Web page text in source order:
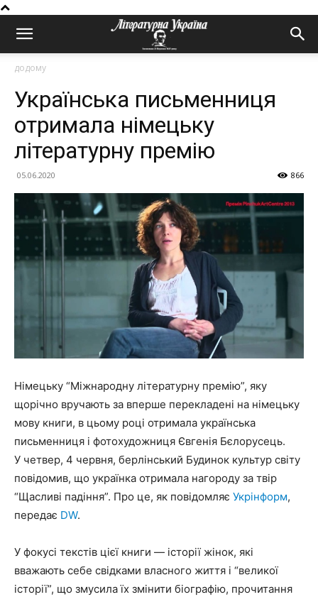
додому
Українська письменниця
отримала німецьку
літературну премію
05.06.2020 866
Німецьку “Міжнародну літературну премію”, яку
щорічно вручають за вперше перекладені на німецьку
мову книги, в цьому році отримала українська
письменниця і фотохудожниця Євгенія Бєлорусець.
У четвер, 4 червня, берлінський Будинок культур світу
повідомив, що українка отримала нагороду за твір
“Щасливі падіння”. Про це, як повідомляє Укрінформ,
передає DW.
У фокусі текстів цієї книги — історії жінок, які
вважають себе свідками власного життя і “великої
історії”, що змусила їх змінити біографію, прочитання